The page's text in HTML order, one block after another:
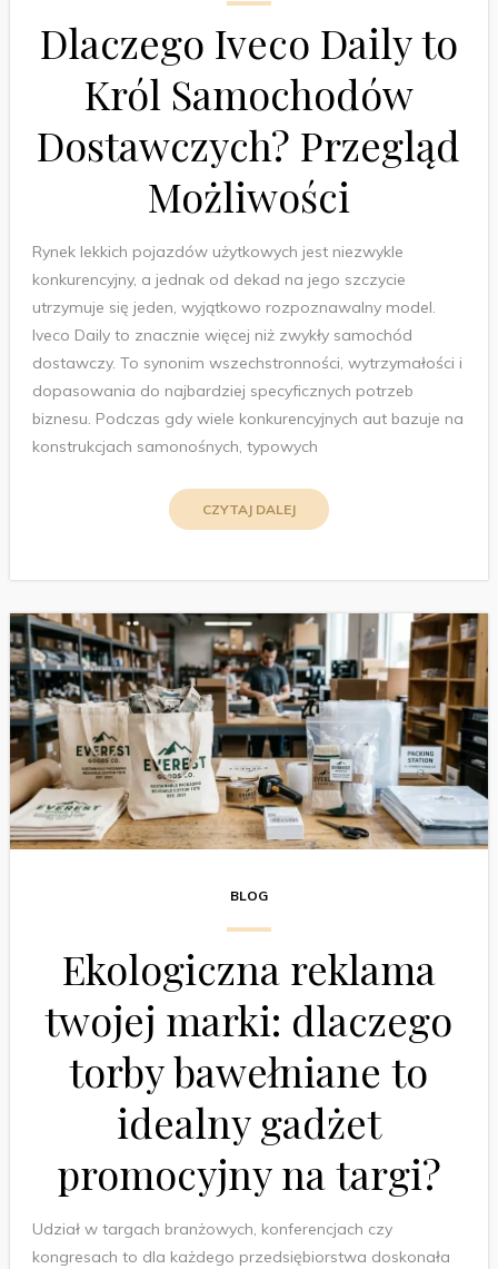
Dlaczego Iveco Daily to
Król Samochodów
Dostawczych? Przegląd
Możliwości
Rynek lekkich pojazdów użytkowych jest niezwykle
konkurencyjny, a jednak od dekad na jego szczycie
utrzymuje się jeden, wyjątkowo rozpoznawalny model.
Iveco Daily to znacznie więcej niż zwykły samochód
dostawczy. To synonim wszechstronności, wytrzymałości i
dopasowania do najbardziej specyficznych potrzeb
biznesu. Podczas gdy wiele konkurencyjnych aut bazuje na
konstrukcjach samonośnych, typowych
CZYTAJ DALEJ
BLOG
Ekologiczna reklama
twojej marki: dlaczego
torby bawełniane to
idealny gadżet
promocyjny na targi?
Udział w targach branżowych, konferencjach czy
kongresach to dla każdego przedsiębiorstwa doskonała